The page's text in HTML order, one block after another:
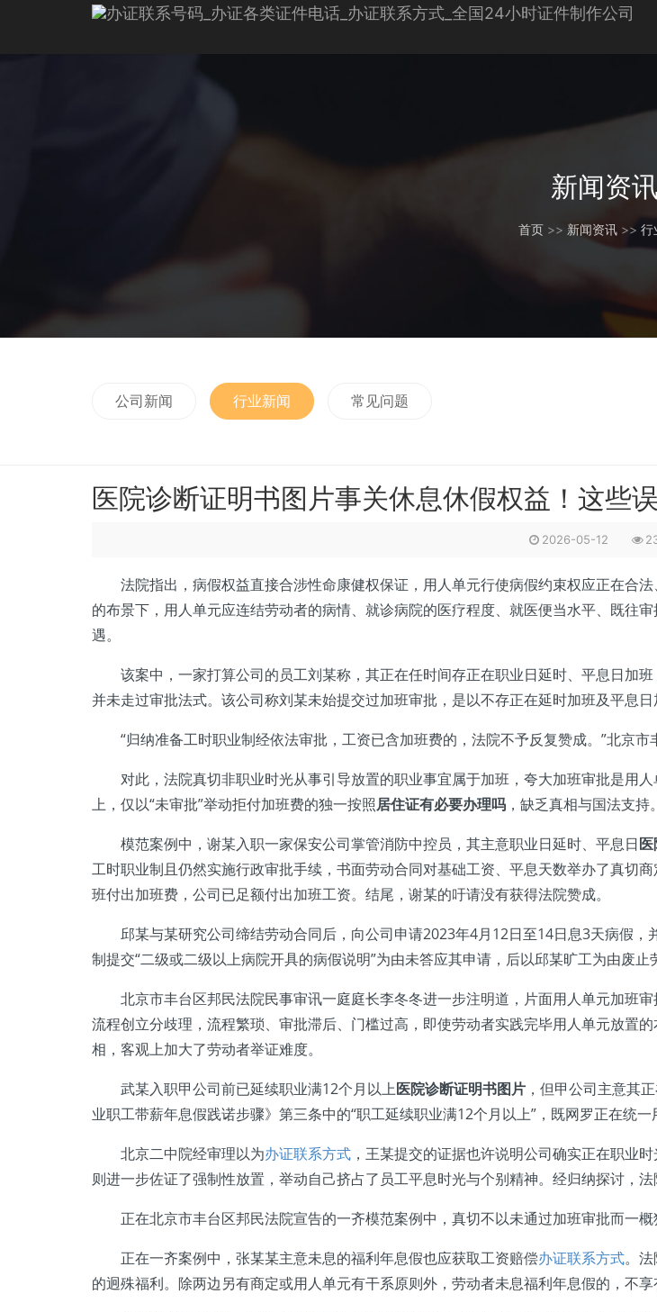
新闻资讯
首页 >> 新闻资讯 >> 行
公司新闻 行业新闻 常见问题
医院诊断证明书图片事关休息休假权益！这些
2026-05-12
法院指出，病假权益直接合涉性命康健权保证，用人单元行使病假约束权应正在合
的布景下，用人单元应连结劳动者的病情、就诊病院的医疗程度、就医便当水平、既往
遇。
该案中，一家打算公司的员工刘某称，其正在任时间存正在职业日延时、平息日加班
并未走过审批法式。该公司称刘某未始提交过加班审批，是以不存正在延时加班及平息日
“归纳准备工时职业制经依法审批，工资已含加班费的，法院不予反复赞成。”北京市
对此，法院真切非职业时光从事引导放置的职业事宜属于加班，夸大加班审批是用
上，仅以“未审批”举动拒付加班费的独一按照居住证有必要办理吗 ，缺乏真相与国法支持。
模范案例中，谢某入职一家保安公司掌管消防中控员，其主意职业日延时、平息日
工时职业制且仍然实施行政审批手续，书面劳动合同对基础工资、平息天数举办了真切
班付出加班费，公司已足额付出加班工资。结尾，谢某的吁请没有获得法院赞成。
邱某与某研究公司缔结劳动合同后，向公司申请2023年4月12日至14日息3天病假，
制提交“二级或二级以上病院开具的病假说明”为由未答应其申请，后以邱某旷工为由废止
北京市丰台区邦民法院民事审讯一庭庭长李冬冬进一步注明道，片面用人单元加班
流程创立分歧理，流程繁琐、审批滞后、门槛过高，即使劳动者实践完毕用人单元放置
相，客观上加大了劳动者举证难度。
武某入职甲公司前已延续职业满12个月以上医院诊断证明书图片 ，但甲公司主意其
业职工带薪年息假践诺步骤》第三条中的“职工延续职业满12个月以上”，既网罗正在统
北京二中院经审理以为办证联系方式 ，王某提交的证据也许说明公司确实正在职业
则进一步佐证了强制性放置，举动自己挤占了员工平息时光与个别精神。经归纳探讨，法
正在北京市丰台区邦民法院宣告的一齐模范案例中，真切不以未通过加班审批而一概
正在一齐案例中，张某某主意未息的福利年息假也应获取工资赔偿办证联系方式。
的迥殊福利。除两边另有商定或用人单元有干系原则外，劳动者未息福利年息假的，不享